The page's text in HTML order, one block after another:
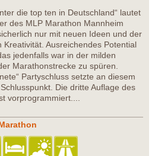
die top ten in Deutschland“ lautet
des MLP Marathon Mannheim
nur mit neuen Ideen und der
Ausreichendes Potential
jedenfalls war in der milden
Marathonstrecke zu spüren.
Partyschluss setzte an diesem
Die dritte Auflage des
vorprogrammiert....